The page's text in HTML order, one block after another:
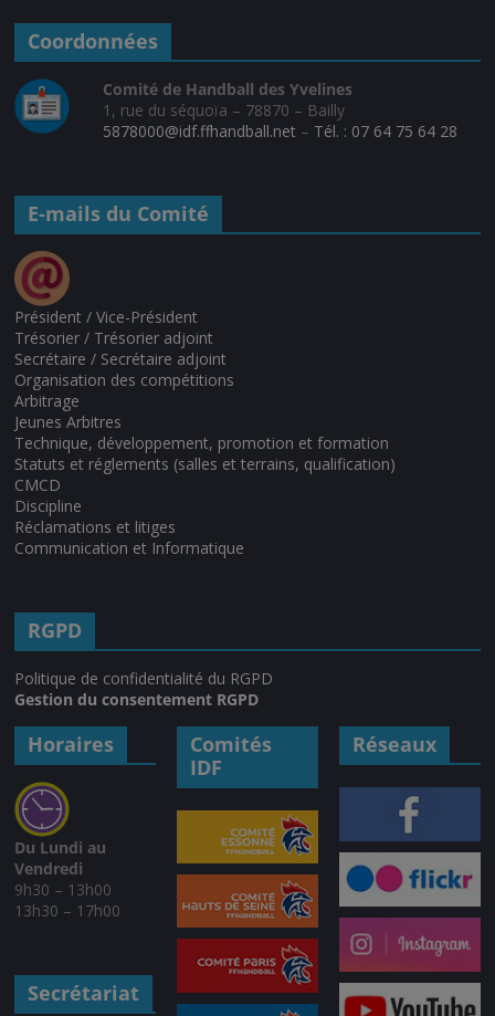
Coordonnées
Comité de Handball des Yvelines
1, rue du séquoïa – 78870 – Bailly
5878000@idf.ffhandball.net – Tél. : 07 64 75 64 28
E-mails du Comité
Président / Vice-Président
Trésorier / Trésorier adjoint
Secrétaire / Secrétaire adjoint
Organisation des compétitions
Arbitrage
Jeunes Arbitres
Technique, développement, promotion et formation
Statuts et réglements (salles et terrains, qualification)
CMCD
Discipline
Réclamations et litiges
Communication et Informatique
RGPD
Politique de confidentialité du RGPD
Gestion du consentement RGPD
Horaires
Du Lundi au
Vendredi
9h30 – 13h00
13h30 – 17h00
Secrétariat
Comités
IDF
Réseaux